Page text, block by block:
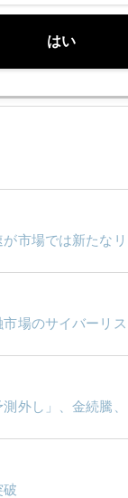
市場では新たな
場のサイバーリ
外し」、金続騰
破
はい